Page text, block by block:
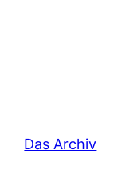
Das Archiv